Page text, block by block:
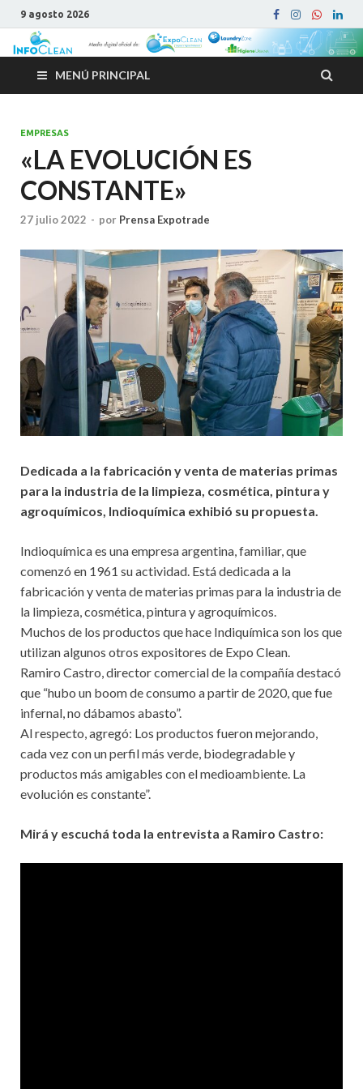
9 agosto 2026
MENÚ PRINCIPAL
EMPRESAS
«LA EVOLUCIÓN ES
CONSTANTE»
27 julio 2022 - por Prensa Expotrade
Dedicada a la fabricación y venta de materias primas
para la industria de la limpieza, cosmética, pintura y
agroquímicos, Indioquímica exhibió su propuesta.
Indioquímica es una empresa argentina, familiar, que
comenzó en 1961 su actividad. Está dedicada a la
fabricación y venta de materias primas para la industria de
la limpieza, cosmética, pintura y agroquímicos.
Muchos de los productos que hace Indiquímica son los que
utilizan algunos otros expositores de Expo Clean.
Ramiro Castro, director comercial de la compañía destacó
que “hubo un boom de consumo a partir de 2020, que fue
infernal, no dábamos abasto”.
Al respecto, agregó: Los productos fueron mejorando,
cada vez con un perfil más verde, biodegradable y
productos más amigables con el medioambiente. La
evolución es constante”.
Mirá y escuchá toda la entrevista a Ramiro Castro: